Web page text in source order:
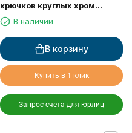
крючков круглых хром
28035AВ наличии
В корзину
Купить в 1 клик
Запрос счета для юрлиц